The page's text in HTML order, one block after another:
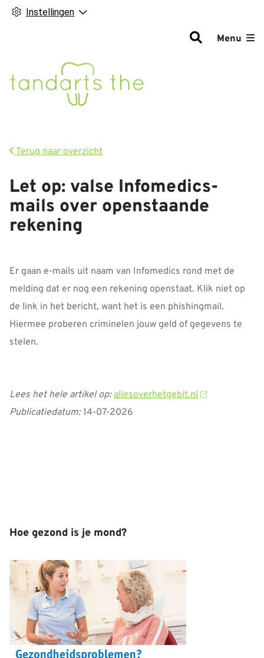
Instellingen
Menu
Terug naar overzicht
Let op: valse Infomedics-
mails over openstaande
rekening
Er gaan e-mails uit naam van Infomedics rond met de
melding dat er nog een rekening openstaat. Klik niet op
de link in het bericht, want het is een phishingmail.
Hiermee proberen criminelen jouw geld of gegevens te
stelen.
Lees het hele artikel op: allesoverhetgebit.nl
Publicatiedatum:14-07-2026
Hoe gezond is je mond?